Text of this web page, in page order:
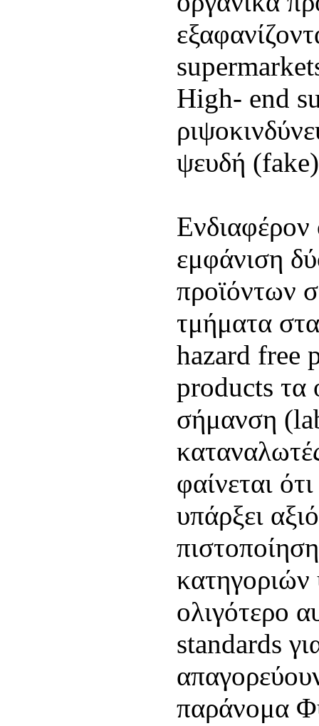
High- end
ψευδή
Ενδιαφέρον
εμφάνιση
προϊόντων
τμήματα
hazard free
products τα
σήμανση
φαίνεται
υπάρξει
κατηγοριών
ολιγότερο
standards
παράνομα